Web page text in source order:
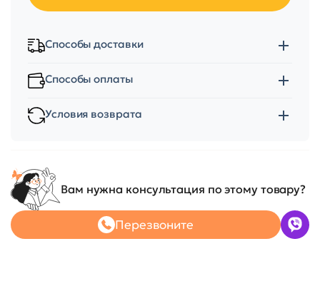
Способы доставки
Способы оплаты
Условия возврата
Вам нужна консультация по этому товару?
Перезвоните